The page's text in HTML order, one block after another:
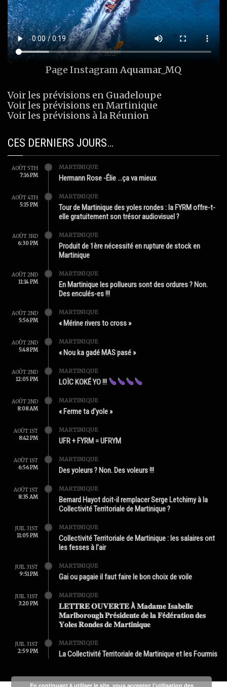
Page InstagramAquamar_MQ
Voir les prévisions en Guadeloupe
Voir les prévisions en Martinique
Voir les prévisions à la Réunion
CES DERNIERS JOURS…
AOÛT 5TH
7:16 PM
MARTINIQUE
Hermann Rose -Élie …ça va mieux
AOÛT 4TH
5:15 PM
MARTINIQUE
Tour de Martinique des yoles rondes : la FYRM offre-t-
elle gratuitement son trésor audiovisuel ?
AOÛT 3RD
6:30 PM
MARTINIQUE
Produit de 1ère nécessité en rupture de stock en
Martinique
AOÛT 2ND
11:14 PM
MARTINIQUE
En Martinique les pollueurs sont des ordures ? Non.
Des enculés-es !!!
AOÛT 2ND
5:56 PM
MARTINIQUE
« Mérine rivers to cross »
AOÛT 2ND
5:48 PM
MARTINIQUE
« Nou ka gadé MAS pasé »
AOÛT 2ND
12:05 PM
MARTINIQUE
LOÏC KOKÉ YO !!!
AOÛT 2ND
8:08 AM
MARTINIQUE
« Ferme ta d’yole »
AOÛT 1ST
8:42 PM
MARTINIQUE
UFR + FYRM = UFRYM
AOÛT 1ST
6:56 PM
MARTINIQUE
Des yoleurs ? Non. Des voleurs !!!
AOÛT 1ST
8:35 AM
MARTINIQUE
Bernard Hayot doit-il remplacer Serge Letchimy à la
Collectivité Territoriale de Martinique ?
JUIL 31ST
11:05 PM
MARTINIQUE
Collectivité Territoriale de Martinique : les salaires ont
les fesses à l’air
JUIL 31ST
9:51 PM
MARTINIQUE
Gai ou pagaie il faut faire le bon choix de voile
JUIL 31ST
3:20 PM
MARTINIQUE
𝐋𝐄𝐓𝐓𝐑𝐄 𝐎𝐔𝐕𝐄𝐑𝐓𝐄 À 𝐌𝐚𝐝𝐚𝐦𝐞 𝐈𝐬𝐚𝐛𝐞𝐥𝐥𝐞
𝐌𝐚𝐫𝐥𝐛𝐨𝐫𝐨𝐮𝐠𝐡 𝐏𝐫é𝐬𝐢𝐝𝐞𝐧𝐭𝐞 𝐝𝐞 𝐥𝐚 𝐅é𝐝é𝐫𝐚𝐭𝐢𝐨𝐧 𝐝𝐞𝐬
𝐘𝐨𝐥𝐞𝐬 𝐑𝐨𝐧𝐝𝐞𝐬 𝐝𝐞 𝐌𝐚𝐫𝐭𝐢𝐧𝐢𝐪𝐮𝐞
JUIL 31ST
2:59 PM
MARTINIQUE
La Collectivité Territoriale de Martinique et les Fourmis
En continuant à utiliser le site, vous acceptez l’utilisation des